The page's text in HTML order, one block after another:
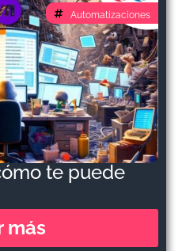
te puede
Automatizaciones
más